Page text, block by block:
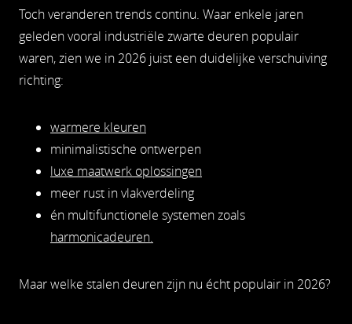
Toch veranderen trends continu. Waar enkele jaren
geleden vooral industriële zwarte deuren populair
waren, zien we in 2026 juist een duidelijke verschuiving
richting:
warmere kleuren
minimalistische ontwerpen
luxe maatwerk oplossingen
meer rust in vlakverdeling
én multifunctionele systemen zoals
harmonicadeuren.
Maar welke stalen deuren zijn nu écht populair in 2026?